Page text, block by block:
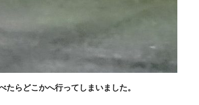
たらどこかへ行ってしまいました。